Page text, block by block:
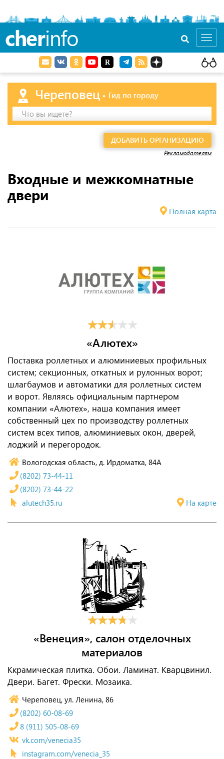
cherinfo
Череповец
Гид по городу
Что вы ищете?
ДОБАВИТЬ ОРГАНИЗАЦИЮ
Рекламодателям
Входные и межкомнатные
двери
Полная карта
«Алютех»
Поставка роллетных и алюминиевых профильных
систем; секционных, откатных и рулонных ворот;
шлагбаумов и автоматики для роллетных систем
и ворот. Являясь официальным партнером
компании «Алютех», наша компания имеет
собственный цех по производству роллетных
систем всех типов, алюминиевых окон, дверей,
лоджий и перегородок.
Вологодская область, д. Ирдоматка, 84А
На карте
(8202) 73-44-11
(8202) 73-44-22
alutech35.ru
«Венеция», салон отделочных
материалов
Ккрамическая плитка. Обои. Ламинат. Кварцвинил.
Двери. Багет. Фрески. Мозаика.
Череповец, ул. Ленина, 86
(8202) 60-08-69
8 (911) 505-08-69
vk.com/venecia35
instagram.com/venecia_35